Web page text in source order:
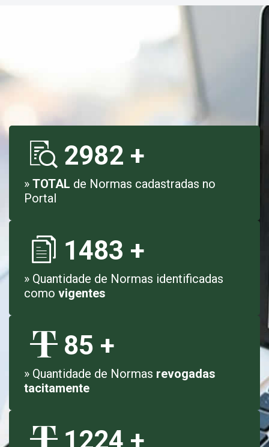
2982 +
» TOTAL de Normas cadastradas no
Portal
1483 +
» Quantidade de Normas identificadas
como vigentes
85 +
» Quantidade de Normas revogadas
tacitamente
1224 +